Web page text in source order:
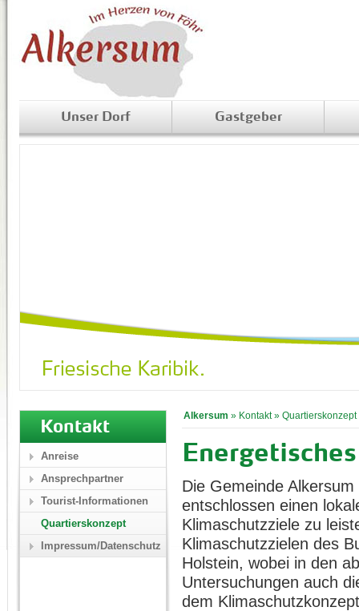
Unser Dorf Gastgeber
Alkersum » Kontakt» Quartierskonzept
Die Gemeinde
entschlossen einen
Klimaschutzziele zu
Klimaschutzzielen des
Holstein, wobei in den
Untersuchungen auch
dem
Kontakt
Anreise
Ansprechpartner
Tourist-Informationen
Quartierskonzept
Impressum/Datenschutz